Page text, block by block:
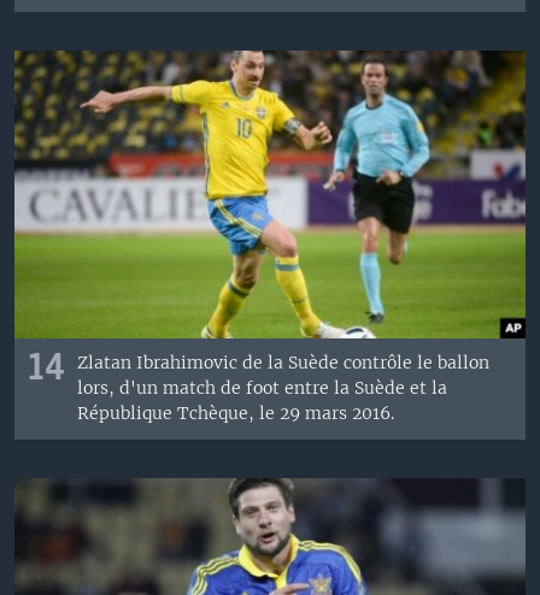
14
Zlatan Ibrahimovic de la Suède contrôle le ballon
lors, d'un match de foot entre la Suède et la
République Tchèque, le 29 mars 2016.